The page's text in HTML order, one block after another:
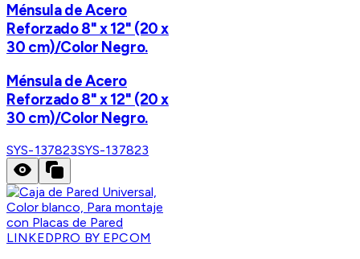
Ménsula de Acero
Reforzado 8" x 12" (20 x
30 cm)/Color Negro.
Ménsula de Acero
Reforzado 8" x 12" (20 x
30 cm)/Color Negro.
SYS-137823SYS-137823
LINKEDPRO BY EPCOM